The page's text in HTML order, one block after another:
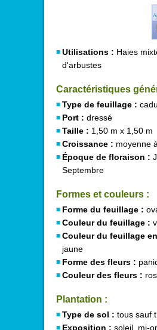
Utilisations : Haies
d'arbustes
Caractéristiques
Type de feuillage :
Port : dressé
Taille : 1,50 m x 1,50 m
Croissance : moyenne
Époque de floraison :
Septembre
Formes et couleurs :
Forme du feuillage :
Couleur du feuillage :
Couleur du feuillage
jaune
Forme des fleurs :
Couleur des fleurs :
Plantation :
Type de sol : tous sauf
Exposition : soleil, mi-